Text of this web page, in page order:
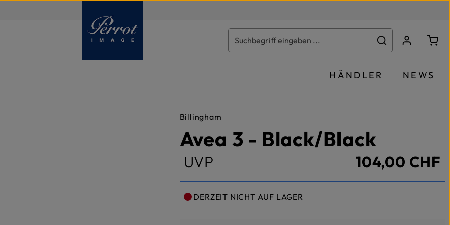
HÄNDLER NEWS
Billingham
Avea 3 - Black/Black
UVP 104,00 CHF
DERZEIT NICHT AUF LAGER